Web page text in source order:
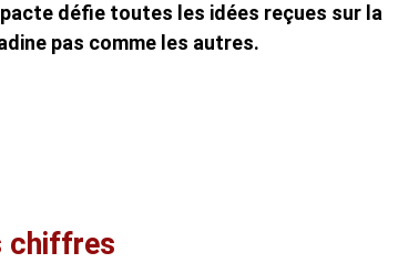
défie toutes les idées reçues sur la
pas comme les autres.
chiffres